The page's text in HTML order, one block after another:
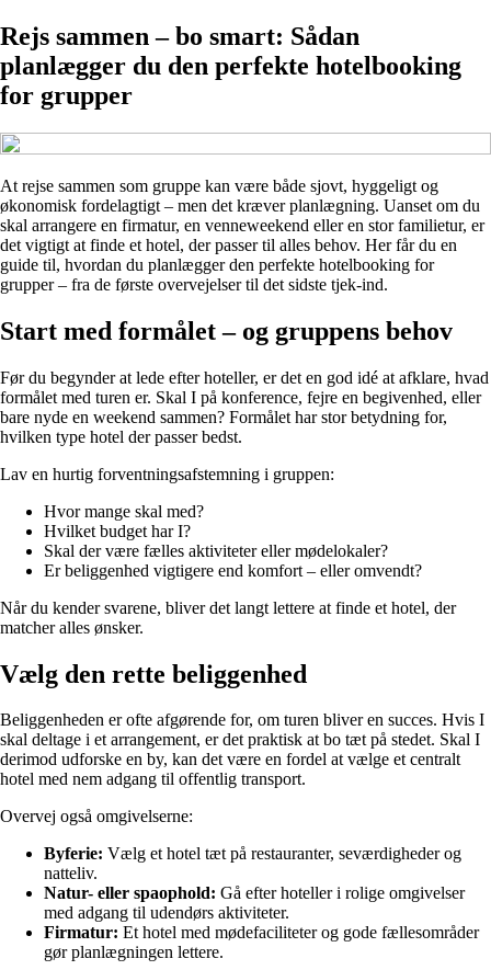
Rejs sammen – bo smart: Sådan
planlægger du den perfekte hotelbooking
for grupper
At rejse sammen som gruppe kan være både sjovt, hyggeligt og
økonomisk fordelagtigt – men det kræver planlægning. Uanset om du
skal arrangere en firmatur, en venneweekend eller en stor familietur, er
det vigtigt at finde et hotel, der passer til alles behov. Her får du en
guide til, hvordan du planlægger den perfekte hotelbooking for
grupper – fra de første overvejelser til det sidste tjek-ind.
Start med formålet – og gruppens behov
Før du begynder at lede efter hoteller, er det en god idé at afklare, hvad
formålet med turen er. Skal I på konference, fejre en begivenhed, eller
bare nyde en weekend sammen? Formålet har stor betydning for,
hvilken type hotel der passer bedst.
Lav en hurtig forventningsafstemning i gruppen:
Hvor mange skal med?
Hvilket budget har I?
Skal der være fælles aktiviteter eller mødelokaler?
Er beliggenhed vigtigere end komfort – eller omvendt?
Når du kender svarene, bliver det langt lettere at finde et hotel, der
matcher alles ønsker.
Vælg den rette beliggenhed
Beliggenheden er ofte afgørende for, om turen bliver en succes. Hvis I
skal deltage i et arrangement, er det praktisk at bo tæt på stedet. Skal I
derimod udforske en by, kan det være en fordel at vælge et centralt
hotel med nem adgang til offentlig transport.
Overvej også omgivelserne:
Byferie: Vælg et hotel tæt på restauranter, seværdigheder og
natteliv.
Natur- eller spaophold: Gå efter hoteller i rolige omgivelser
med adgang til udendørs aktiviteter.
Firmatur: Et hotel med mødefaciliteter og gode fællesområder
gør planlægningen lettere.